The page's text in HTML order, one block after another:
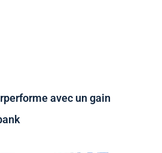
avec un gain